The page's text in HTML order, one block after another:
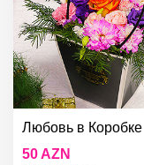
Любовь в Коробке
50 AZN